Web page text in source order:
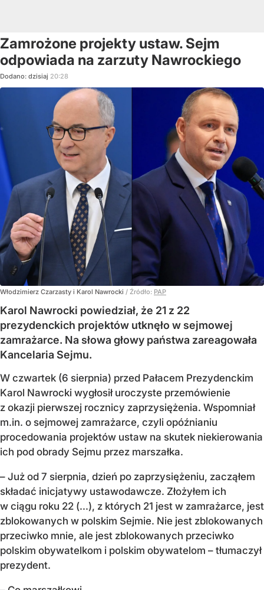
Zamrożone projekty ustaw. Sejm
odpowiada na zarzuty Nawrockiego
Dodano: dzisiaj 20:28
Włodzimierz Czarzasty i Karol Nawrocki / Źródło: PAP
Karol Nawrocki powiedział, że 21 z 22
prezydenckich projektów utknęło w sejmowej
zamrażarce. Na słowa głowy państwa zareagowała
Kancelaria Sejmu.
W czwartek (6 sierpnia) przed Pałacem Prezydenckim
Karol Nawrocki wygłosił uroczyste przemówienie
z okazji pierwszej rocznicy zaprzysiężenia. Wspomniał
m.in. o sejmowej zamrażarce, czyli opóźnianiu
procedowania projektów ustaw na skutek niekierowania
ich pod obrady Sejmu przez marszałka.
– Już od 7 sierpnia, dzień po zaprzysiężeniu, zacząłem
składać inicjatywy ustawodawcze. Złożyłem ich
w ciągu roku 22 (...), z których 21 jest w zamrażarce, jest
zblokowanych w polskim Sejmie. Nie jest zblokowanych
przeciwko mnie, ale jest zblokowanych przeciwko
polskim obywatelkom i polskim obywatelom – tłumaczył
prezydent.